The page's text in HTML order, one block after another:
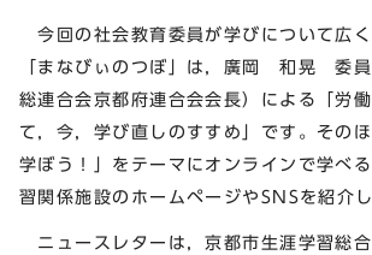
今回の社会教育委員が学びについて広
「まなびぃのつぼ」は，廣岡 和晃 委員
総連合会京都府連合会会長）による「労
て，今，学び直しのすすめ」です。その
学ぼう！」をテーマにオンラインで学べ
習関係施設のホームページやSNSを紹介し
ニュースレターは，京都市生涯学習総合